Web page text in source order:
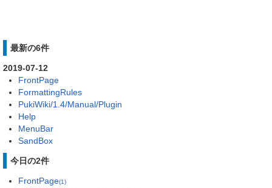
最新の6件
2019-07-12
FrontPage
FormattingRules
PukiWiki/1.4/Manual/Plugin
Help
MenuBar
SandBox
今日の2件
FrontPage(1)